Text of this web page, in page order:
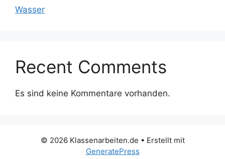
Wasser
Recent Comments
Es sind keine Kommentare vorhanden.
© 2026 Klassenarbeiten.de • Erstellt mit
GeneratePress